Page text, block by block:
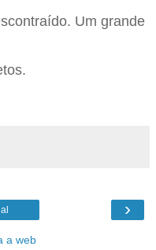
Um grande
›
a web